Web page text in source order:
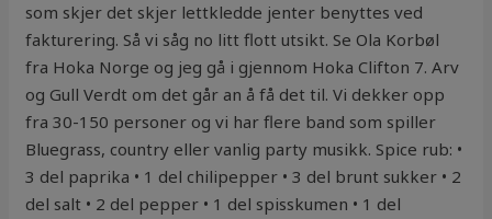
som skjer det skjer lettkledde jenter benyttes ved
fakturering. Så vi såg no litt flott utsikt. Se Ola Korbøl
fra Hoka Norge og jeg gå i gjennom Hoka Clifton 7. Arv
og Gull Verdt om det går an å få det til. Vi dekker opp
fra 30-150 personer og vi har flere band som spiller
Bluegrass, country eller vanlig party musikk. Spice rub: •
3 del paprika • 1 del chilipepper • 3 del brunt sukker • 2
del salt • 2 del pepper • 1 del spisskumen • 1 del